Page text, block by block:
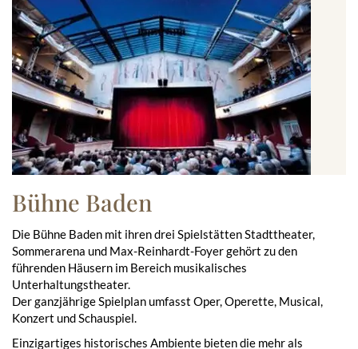
Bühne Baden
Die Bühne Baden mit ihren drei Spielstätten Stadttheater,
Sommerarena und Max-Reinhardt-Foyer gehört zu den
führenden Häusern im Bereich musikalisches
Unterhaltungstheater.
Der ganzjährige Spielplan umfasst Oper, Operette, Musical,
Konzert und Schauspiel.
Einzigartiges historisches Ambiente bieten die mehr als